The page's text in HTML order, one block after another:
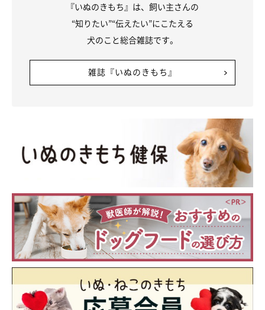
『いぬのきもち』は、飼い主さんの
“知りたい”“伝えたい”にこたえる
犬のこと総合雑誌です。
雑誌『いぬのきもち』